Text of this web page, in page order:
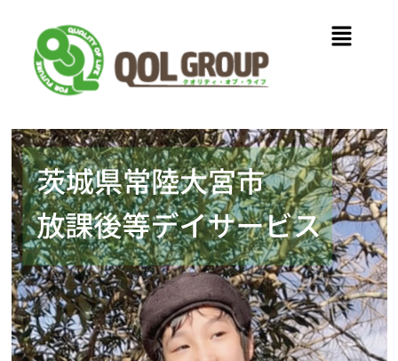
プ
メ
ニ